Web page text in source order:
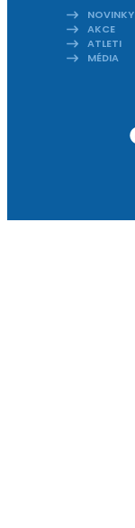
NOVINKY
AKCE
ATLETI
MÉDIA